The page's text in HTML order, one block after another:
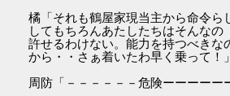
橘「それも鶴屋家現当主から命令ら
してもちろんあたしたちはそんなの
許せるわけない。能力を持つべきな
から・・さぁ着いたわ早く乗って！」
周防「－－－－－－危険ーーーーー